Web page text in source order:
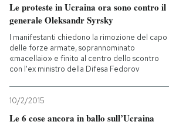
Le proteste in Ucraina ora sono contro il
generale Oleksandr Syrsky
I manifestanti chiedono la rimozione del capo
delle forze armate, soprannominato
«macellaio» e finito al centro dello scontro
con l'ex ministro della Difesa Fedorov
10/2/2015
Le 6 cose ancora in ballo sull’Ucraina